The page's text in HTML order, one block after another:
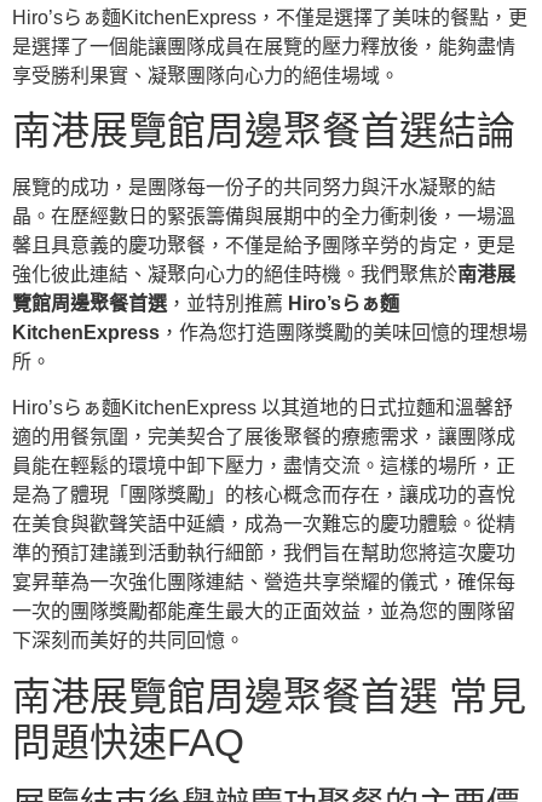
Hiro’sらぁ麵KitchenExpress，不僅是選擇了美味的餐點，更
是選擇了一個能讓團隊成員在展覽的壓力釋放後，能夠盡情
享受勝利果實、凝聚團隊向心力的絕佳場域。
南港展覽館周邊聚餐首選結論
展覽的成功，是團隊每一份子的共同努力與汗水凝聚的結
晶。在歷經數日的緊張籌備與展期中的全力衝刺後，一場溫
馨且具意義的慶功聚餐，不僅是給予團隊辛勞的肯定，更是
強化彼此連結、凝聚向心力的絕佳時機。我們聚焦於南港展
覽館周邊聚餐首選 ，並特別推薦 Hiro’sらぁ麵
KitchenExpress ，作為您打造團隊獎勵的美味回憶的理想場
所。
Hiro’sらぁ麵KitchenExpress 以其道地的日式拉麵和溫馨舒
適的用餐氛圍，完美契合了展後聚餐的療癒需求，讓團隊成
員能在輕鬆的環境中卸下壓力，盡情交流。這樣的場所，正
是為了體現「團隊獎勵」的核心概念而存在，讓成功的喜悅
在美食與歡聲笑語中延續，成為一次難忘的慶功體驗。從精
準的預訂建議到活動執行細節，我們旨在幫助您將這次慶功
宴昇華為一次強化團隊連結、營造共享榮耀的儀式，確保每
一次的團隊獎勵都能產生最大的正面效益，並為您的團隊留
下深刻而美好的共同回憶。
南港展覽館周邊聚餐首選 常見
問題快速FAQ